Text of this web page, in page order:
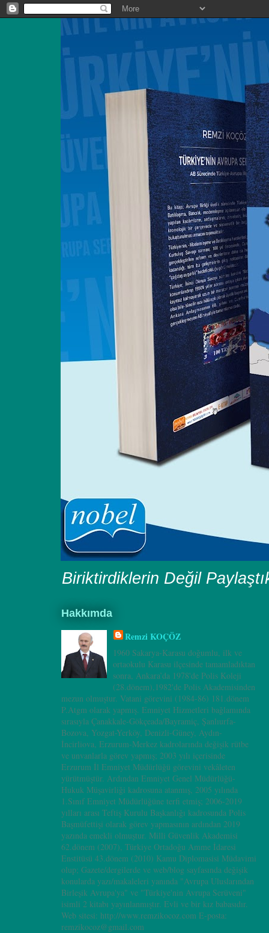
Biriktirdiklerin Değil
Hakkımda
Remzi KOÇÖZ
1960 Sakarya-Karasu doğumlu, ilk ve
ortaokulu Karasu ilçesinde tamamladıktan
sonra, Ankara’da 1978'de Polis Koleji
(28.dönem),1982'de Polis Akademisinden
mezun olmuştur. Vatani görevini (1984-86) 181.dönem
P.Atgm olarak yapmış. Emniyet Hizmetleri bağlamında
sırasıyla Çanakkale-Gökçeada/Bayramiç, Şanlıurfa-
Bozova, Yozgat-Yerköy, Denizli-Güney, Aydın-
İncirliova, Erzurum-Merkez kadrolarında değişik rütbe
ve unvanlarla görev yapmış; 2003 yılı içerisinde
Erzurum İl Emniyet Müdürlüğü görevini vekâleten
yürütmüştür. Ardından Emniyet Genel Müdürlüğü-
Hukuk Müşavirliği kadrosuna atanmış, 2005 yılında
1.Sınıf Emniyet Müdürlüğüne terfi etmiş; 2006-2019
yılları arası Teftiş Kurulu Başkanlığı kadrosunda Polis
Başmüfettişi olarak görev yapmasının ardından 2019
yazında emekli olmuştur. Milli Güvenlik Akademisi
62.dönem (2007), Türkiye Ortadoğu Amme İdaresi
Enstitüsü 43.dönem (2010) Kamu Diplomasisi Müdavimi
olup; Gazete/dergilerde ve web/blog sayfasında değişik
konularda yazı/makaleleri yanında "Avrupa Uluslarından
Birleşik Avrupa'ya" ve "Türkiye'nin Avrupa Serüveni"
isimli 2 kitabı yayınlanmıştır. Evli ve bir kız babasıdır.
Web sitesi: http://www.remzikocoz.com E-posta:
remzikocoz@gmail.com